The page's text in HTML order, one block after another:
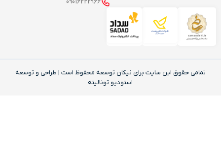
تمامی حقوق این‌ سایت برای نیکان توسعه محفوظ است | طراحی و توسعه
استودیو تونالیته